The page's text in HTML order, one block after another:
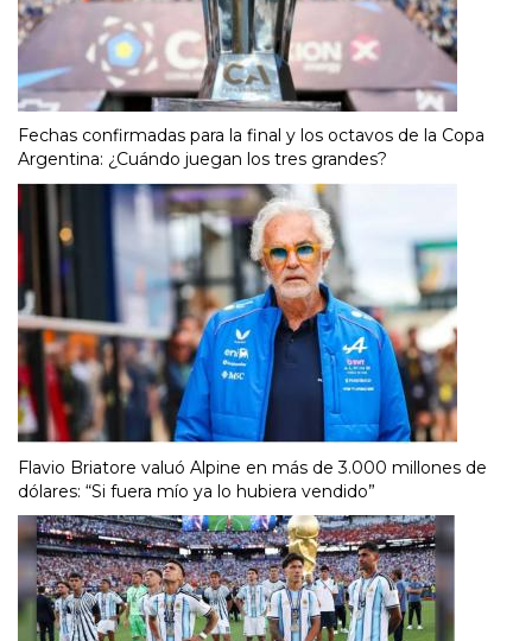
Fechas confirmadas para la final y los octavos de la Copa
Argentina: ¿Cuándo juegan los tres grandes?
Flavio Briatore valuó Alpine en más de 3.000 millones de
dólares: “Si fuera mío ya lo hubiera vendido”